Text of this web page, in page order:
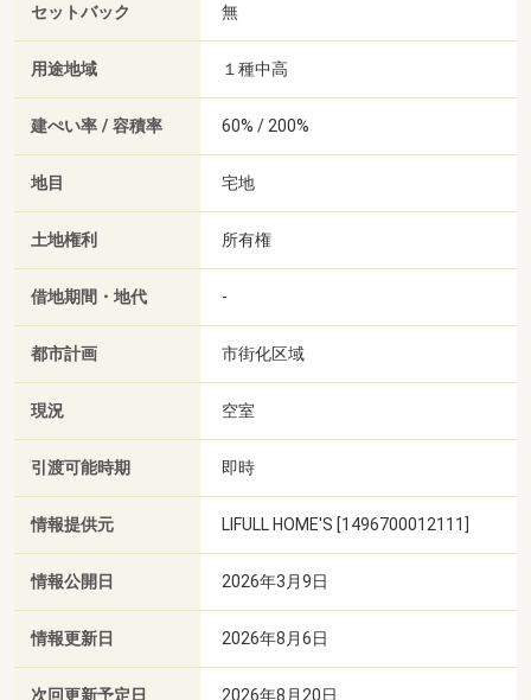
セットバック 無
用途地域 １種中高
建ぺい率 / 容積率 60% / 200%
地目 宅地
土地権利 所有権
借地期間・地代 -
都市計画 市街化区域
現況 空室
引渡可能時期 即時
情報提供元 LIFULL HOME'S [1496700012111]
情報公開日 2026年3月9日
情報更新日 2026年8月6日
次回更新予定日 2026年8月20日